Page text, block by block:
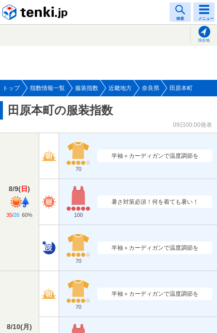
検索 メニュー
現在地
トップ 指数情報一覧 服装指数 近畿地方 奈良県 田原本町
田原本町の服装指数
09日00:00発表
8/9(日)
35/26 60%
70
半袖＋カーディガンで温度調節を
100
暑さ対策必須！何を着ても暑い！
70
半袖＋カーディガンで温度調節を
8/10(月 )
70
半袖＋カーディガンで温度調節を